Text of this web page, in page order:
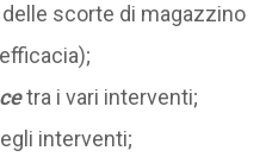
scorte di magazzino
tra i vari interventi;
interventi;